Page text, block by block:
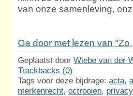
van onze samenleving,
Ga door met lezen van
Geplaatst doorWiebe van der
Trackbacks (0)
Tags voor deze bijdrage:acta,
merkenrecht,octrooien, privacy